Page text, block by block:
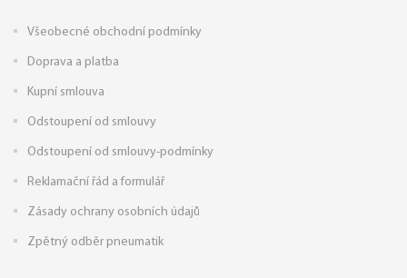
Všeobecné obchodní podmínky
Doprava a platba
Kupní smlouva
Odstoupení od smlouvy
Odstoupení od smlouvy-podmínky
Reklamační řád a formulář
Zásady ochrany osobních údajů
Zpětný odběr pneumatik